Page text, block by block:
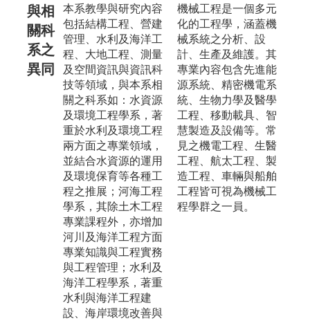
與相
關科
系之
異同
本系教學與研究內容
包括結構工程、營建
管理、水利及海洋工
程、大地工程、測量
及空間資訊與資訊科
技等領域，與本系相
關之科系如：水資源
及環境工程學系，著
重於水利及環境工程
兩方面之專業領域，
並結合水資源的運用
及環境保育等各種工
程之推展；河海工程
學系，其除土木工程
專業課程外，亦增加
河川及海洋工程方面
專業知識與工程實務
與工程管理；水利及
海洋工程學系，著重
水利與海洋工程建
設、海岸環境改善與
機械工程是一個多元
化的工程學，涵蓋機
械系統之分析、設
計、生產及維護。其
專業內容包含先進能
源系統、精密機電系
統、生物力學及醫學
工程、移動載具、智
慧製造及設備等。常
見之機電工程、生醫
工程、航太工程、製
造工程、車輛與船舶
工程皆可視為機械工
程學群之一員。